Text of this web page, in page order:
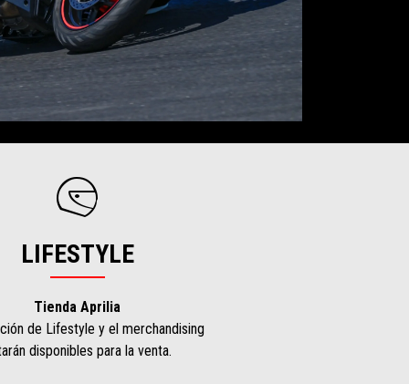
LIFESTYLE
Tienda Aprilia
de Lifestyle y el merchandising
disponibles para la venta.